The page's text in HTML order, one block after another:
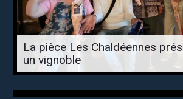
La pièce Les Chaldéennes
un vignoble